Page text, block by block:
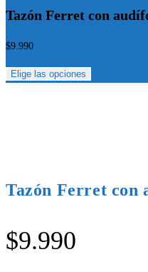
Tazón Ferret con
$9.990
Elige las opciones
Tazón Ferret con
$9.990